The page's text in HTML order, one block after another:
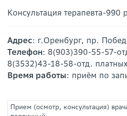
Консультация терапевта-990
Адрес: г.Оренбург, пр.
Телефон: 8(903)390-55-57-
8(3532)43-18-58-отд.
Время работы: приём по
Прием (осмотр, консультация)